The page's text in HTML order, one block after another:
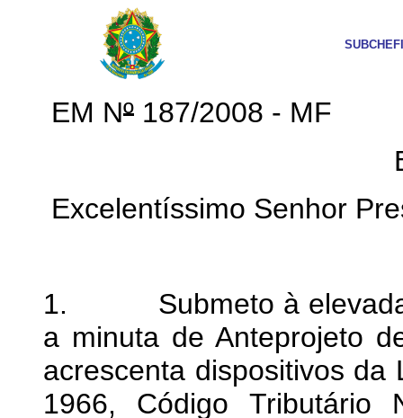
EM Nº 187/2008 - MF
Excelentíssimo Senhor
1. Submeto à elevada
a minuta de Anteprojeto
acrescenta dispositivos da
1966, Código Tributário